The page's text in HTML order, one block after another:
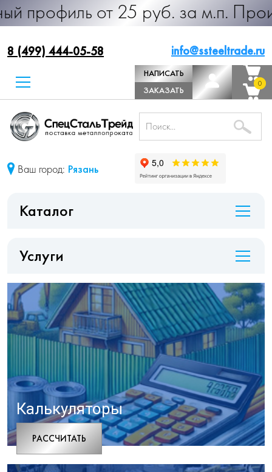
от 25 руб. за м.п.
8 (499) 444-05-58 info@ssteeltrade.ru
НАПИСАТЬ
ДИРЕКТОРУ
ЗАКАЗАТЬ
ЗВОНОК
0
0
Ваш город: Рязань
Каталог
Услуги
Калькуляторы
РАCСЧИТАТЬ